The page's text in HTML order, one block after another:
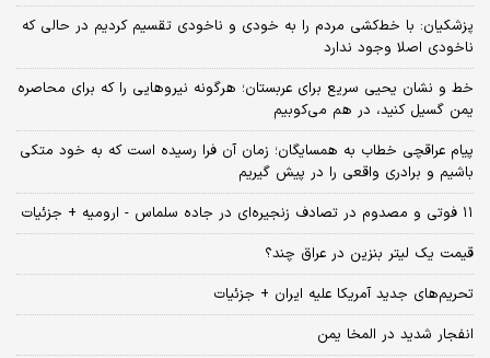
پزشکیان: با خط‌کشی مردم را به خودی و ناخودی تقسیم کردیم در حالی که
ناخودی اصلا وجود ندارد
خط و نشان یحیی سریع برای عربستان؛ هرگونه نیروهایی را که برای محاصره
یمن گسیل کنید، در هم می‌کوبیم
پیام عراقچی خطاب به همسایگان؛ زمان آن فرا رسیده است که به خود متکی
باشیم و برادری واقعی را در پیش گیریم
۱۱ فوتی و مصدوم در تصادف زنجیره‌ای در جاده سلماس - ارومیه + جزئیات
قیمت یک لیتر بنزین در عراق چند؟
تحریم‌های جدید آمریکا علیه ایران + جزئیات
انفجار شدید در المخا یمن